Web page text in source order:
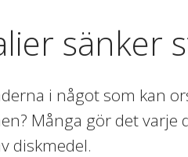
sänker
i något som kan
Många gör det varje
diskmedel.